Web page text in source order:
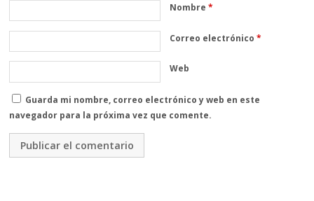
Nombre*
Correo electrónico*
Web
Guarda mi nombre, correo electrónico y web en este
navegador para la próxima vez que comente.